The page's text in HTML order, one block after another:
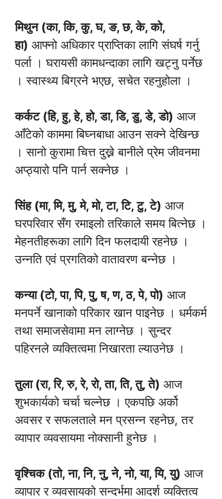
मिथुन (का, कि, कु, घ, ङ, छ, के, को,
हा) आफ्नो अधिकार प्राप्तिका लागि संघर्ष गर्नु
पर्ला । घरायसी कामधन्दाका लागि खट्नु पर्नेछ
। स्वास्थ्य बिग्रने भएछ, सचेत रहनुहोला ।
कर्कट (हि, हु, हे, हो, डा, डि, डु, डे, डो) आज
आँटेको काममा बिघ्नबाधा आउन सक्ने देखिन्छ
। सानो कुरामा चित्त दुख्ने बानीले प्रेम जीवनमा
अप्ठ्यारो पनि पार्न सक्नेछ ।
सिंह (मा, मि, मु, मे, मो, टा, टि, टु, टे) आज
घरपरिवार सँग रमाइलो तरिकाले समय बित्नेछ ।
मेहनतीहरूका लागि दिन फलदायी रहनेछ ।
उन्नति एवं प्रगतिको वातावरण बन्नेछ ।
कन्या (टो, पा, पि, पु, ष, ण, ठ, पे, पो) आज
मनपर्ने खानाको परिकार खान पाइनेछ । धर्मकर्म
तथा समाजसेवामा मन लाग्नेछ । सुन्दर
पहिरनले व्यक्तित्वमा निखारता ल्याउनेछ ।
तुला (रा, रि, रु, रे, रो, ता, ति, तु, ते) आज
शुभकार्यको चर्चा चल्नेछ । एकपछि अर्को
अवसर र सफलताले मन प्रसन्न रहनेछ, तर
व्यापार व्यवसायमा नोक्सानी हुनेछ ।
वृश्चिक (तो, ना, नि, नु, ने, नो, या, यि, यु) आज
व्यापार र व्यवसायको सन्दर्भमा आदर्श व्यक्तित्व